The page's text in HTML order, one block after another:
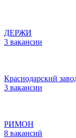
ДЕРЖИ
3 вакансии
Краснодарский
3 вакансии
РИМОН
8 вакансий